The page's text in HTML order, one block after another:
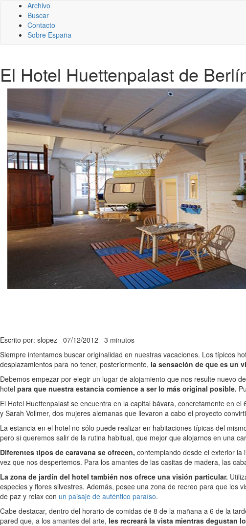
Archivo
Buscar
Contacto
Sobre España
El Hotel Huettenpalast de
Escrito por: slopez 07/12/2012 3 minutos
Siempre intentamos buscar originalidad en nuestras vacaciones. Los típicos
desplazamientos para no tener, posteriormente, la sensación de que es un
Debemos empezar por elegir un lugar de alojamiento que nos resulte nuevo
hotel para que nuestra estancia comience a ser lo más original posible.
El Hotel Huettenpalast se encuentra en la capital bávara, concretamente en
y Sarah Vollmer, dos mujeres alemanas que llevaron a cabo el proyecto
La estancia en el hotel no sólo puede realizar en habitaciones típicas del
pero si queremos salir de la rutina habitual, que mejor que alojarnos en una
Diferentes tipos de caravana se ofrecen, contemplando desde el exterior
vez que nos despertemos. Para los amantes de las casitas de madera, las
La zona de jardín del hotel también nos ofrece una visión particular.
especies y flores silvestres. Además, posee una zona de recreo para que los
de paz y relax con un paisaje de auténtico paraíso.
Cabe destacar, dentro del horario de comidas de 8 de la mañana a 6 de la
pared que, a los amantes del arte, les recreará la vista mientras degustan